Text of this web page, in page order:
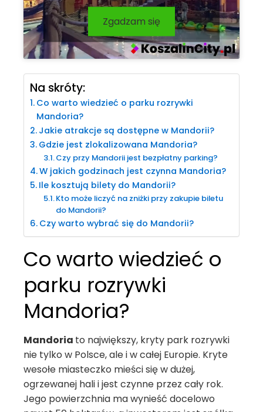
Zgadzam się
Na skróty:
Co warto wiedzieć o parku rozrywki
Mandoria?
Jakie atrakcje są dostępne w Mandorii?
Gdzie jest zlokalizowana Mandoria?
Czy przy Mandorii jest bezpłatny parking?
W jakich godzinach jest czynna Mandoria?
Ile kosztują bilety do Mandorii?
Kto może liczyć na zniżki przy zakupie biletu
do Mandorii?
Czy warto wybrać się do Mandorii?
Co warto wiedzieć o
parku rozrywki
Mandoria?
Mandoria to największy, kryty park rozrywki
nie tylko w Polsce, ale i w całej Europie. Kryte
wesołe miasteczko mieści się w dużej,
ogrzewanej hali i jest czynne przez cały rok.
Jego powierzchnia ma wynieść docelowo